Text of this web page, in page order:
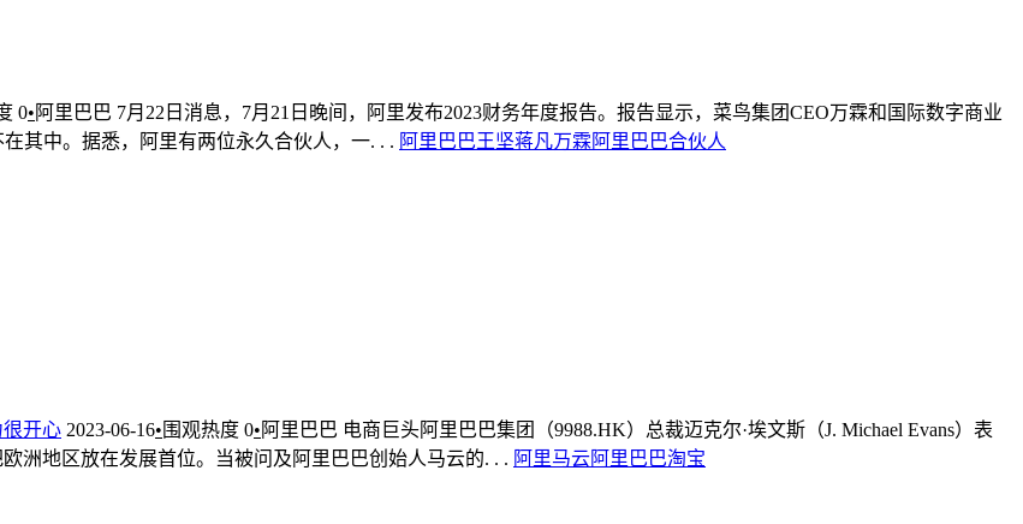
0• 阿里巴巴 7月22日消息，7月21日晚间，阿里发布2023财务年度报告。报告显示，菜鸟集团CEO万霖和国际数字商业
其中。据悉，阿里有两位永久合伙人，一. . . 阿里巴巴王坚蒋凡万霖 阿里巴巴合伙人
开心 2023-06-16• 围观热度 0• 阿里巴巴 电商巨头阿里巴巴集团（9988.HK）总裁迈克尔·埃文斯（J. Michael Evans）表
洲地区放在发展首位。当被问及阿里巴巴创始人马云的. . . 阿里马云阿里巴巴淘宝